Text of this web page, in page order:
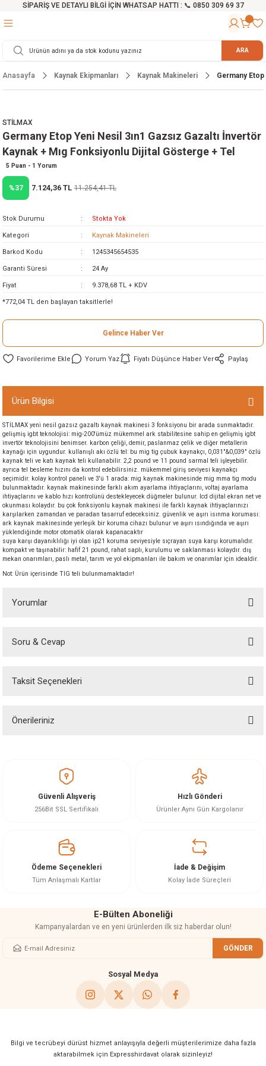
SİPARİŞ VE DETAYLI BİLGİ İÇİN WHATSAP HATTI : 📞 0850 309 69 37
Testereler
Makinesi
Testereler
Cihazları
Mikser
ve Arabalar
Malzemeleri ARA
Anasayfa Kaynak Ekipmanları Kaynak Makineleri Germany Etop
STİLMAX
Germany Etop Yeni Nesil 3ın1 Gazsız Gazaltı İnvertör
Kaynak + Mıg Fonksiyonlu Dijital Gösterge + Tel
5 Puan - 1 Yorum
%37 7.124,36 TL 11.254,41 TL
Stok Durumu Stokta Yok
Kategori Kaynak Makineleri
Barkod Kodu 1245345654535
Garanti Süresi 24 Ay
Fiyat 9.378,68 TL + KDV
*772,04 TL den başlayan taksitlerle!
Gelince Haber Ver
Yorum Yaz Fiyatı Düşünce Haber Ver Paylaş
Ürün Bilgisi
STİLMAX yeni nesil gazsız gazaltı kaynak makinesi 3 fonksiyonu bir arada sunmaktadır.
gelişmiş igbt teknolojisi: mig-200'ümüz mükemmel ark stabilitesine sahip en gelişmiş igbt
invertör teknolojisini benimser. karbon çeliği, demir, paslanmaz çelik ve diğer metallerin
kaynağı için uygundur. kullanışlı akı özlü tel: bu mig tig çubuk kaynakçı, 0,031"&0,039" özlü
kaynak teli ve katı kaynak teli kullanabilir. 2,2 pound ve 11 pound sarmal teli işleyebilir.
ayrıca tel besleme hızını da kontrol edebilirsiniz. mükemmel giriş seviyesi kaynakçı
seçimidir. kolay kontrol paneli ve 3'ü 1 arada: mig kaynak makinesinde mig mma tig modu
bulunmaktadır. kaynak makinesinde farklı akım ayarlama ihtiyaçlarını, voltaj ayarlama
ihtiyaçlarını ve kablo hızı kontrolünü destekleyecek düğmeler bulunur. lcd dijital ekran net ve
okunması kolaydır. bu çok fonksiyonlu kaynak makinesi ile farklı kaynak ihtiyaçlarınızı
karşılarken zamandan ve paradan tasarruf edeceksiniz. güvenlik ve aşırı isınma koruması:
ark kaynak makinesinde yerleşik bir koruma cihazı bulunur ve aşırı ısındığında ve aşırı
yüklendiğinde motor otomatik olarak kapanacaktır
suya karşı dayanıklılığı iyi olan ip21 koruma seviyesiyle sıçrayan suya karşı korumalıdır.
kompakt ve taşınabilir: hafif 21 pound, rahat saplı, kurulumu ve saklanması kolaydır. dış
mekan onarımları, paslı metal, tarım ve yol ekipmanları ile bakım ve onarımlar için idealdir.
Not: Ürün içerisinde TIG teli bulunmamaktadır!
Yorumlar
Soru & Cevap
Ürün hakkında henüz soru sorulmamış.
Taksit Seçenekleri
Önerileriniz
Görüş ve önerileriniz için teşekkür ederiz.
Ürün resmi kalitesiz, bozuk veya görüntülenemiyor.
Ürün bilgilerinde hatalar bulunuyor.
Bu ürüne benzer farklı alternatifler olmalı.
Güvenli Alışveriş
256Bit SSL Sertifikalı
Hızlı Gönderi
Ürünler Aynı Gün Kargolanır
Ödeme Seçenekleri
Tüm Anlaşmalı Kartlar
İade & Değişim
Kolay İade Süreçleri
E-Bülten Aboneliği
Kampanyalardan ve en yeni ürünlerden ilk siz haberdar olun!
GÖNDER
Sosyal Medya
Bilgi ve tecrübeyi dürüst hizmet anlayışıyla değerli müşterilerimize daha fazla
aktarabilmek için Expresshirdavat olarak sizinleyiz!